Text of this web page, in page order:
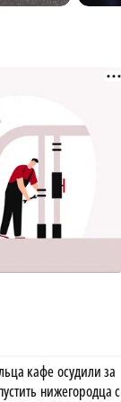
кафе осудили за
нижегородца с